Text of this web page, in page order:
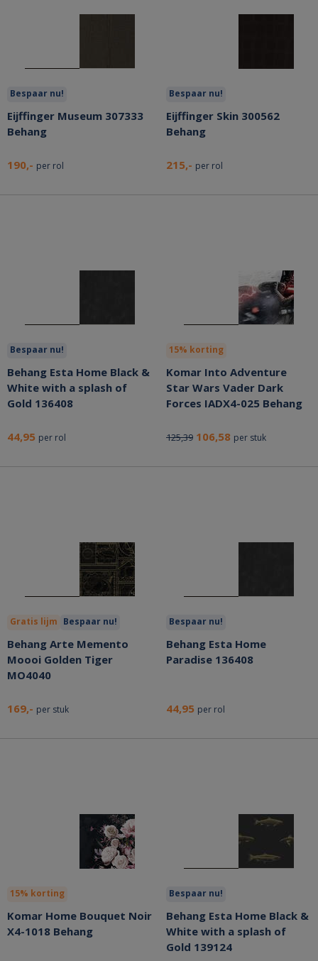
Bespaar nu!
Eijffinger Museum 307333
Behang
190,- per rol
Bespaar nu!
Eijffinger Skin 300562
Behang
215,- per rol
Bespaar nu!
Behang Esta Home Black &
White with a splash of
Gold 136408
44,95 per rol
15% korting
Komar Into Adventure
Star Wars Vader Dark
Forces IADX4-025 Behang
125,39 106,58 per stuk
Gratis lijm Bespaar nu!
Behang Arte Memento
Moooi Golden Tiger
MO4040
169,- per stuk
Bespaar nu!
Behang Esta Home
Paradise 136408
44,95 per rol
15% korting
Komar Home Bouquet Noir
X4-1018 Behang
Bespaar nu!
Behang Esta Home Black &
White with a splash of
Gold 139124